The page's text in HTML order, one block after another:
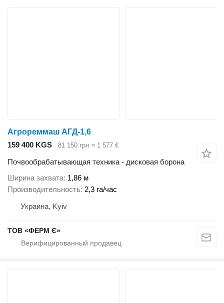
Агрореммаш АГД-1,6
159 400 KGS
81 150 грн ≈ 1 577 €
Почвообрабатывающая техника - дисковая борона
Ширина захвата 1,86 м
Производительность 2,3 га/час
Украина, Kyiv
ТОВ «ФЕРМ Є»